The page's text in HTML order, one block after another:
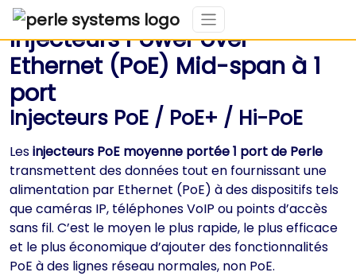
Injecteurs Power over
Ethernet (PoE) Mid-span à 1
port
Injecteurs PoE / PoE+ / Hi-PoE
Lesinjecteurs PoE moyenne portée 1 port de Perle
transmettent des données tout en fournissant une
alimentation par Ethernet (PoE) à des dispositifs tels
que caméras IP, téléphones VoIP ou points d’accès
sans fil. C’est le moyen le plus rapide, le plus efficace
et le plus économique d’ajouter des fonctionnalités
PoE à des lignes réseau normales, non PoE.